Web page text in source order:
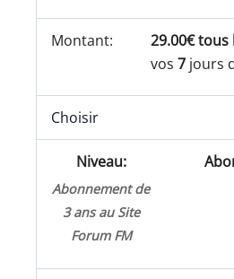
29.00€ tous
vos7 jours
Choisir
Abonnement de
3 ans au Site
Forum FM